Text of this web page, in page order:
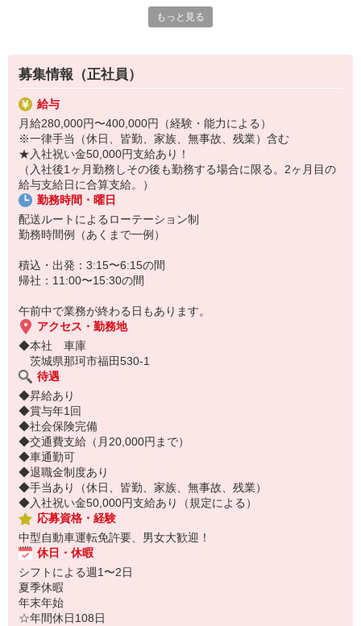
人」が自然と報われる設計。働く時間と休む時間、そのどちらも
大切にしたい人に、静かにフィットする職場です。
★女性ドライバー活躍中です！
勤務時間はルートによりますが、午前中で終業することも♪
仕事後にたっぷり休む時間がとれるため、翌日に疲れを持ち越す
心配はなし。
夏や冬には連休の取得も叶うから、良好なワーク・ライフ・バラ
ンスを保ちながら続けていくことが可能です。
また、皆勤や家族、無事故といった各種手当や賞与で安定収入が
見込めるのもポイント。
腰を据えて取り組める制度をご用意し、ご応募お待ちしていま
す。
・カートラ（長い台車）にて荷物の積み下ろし
茨城県内一円（配送ルートはローテーション制）
※休日前は半日（午前中）のコースとなります。
私たちの仕事は、4tテールリフト車を使って茨城県内のスーパーマ
ーケットへ食品全般を届けること。1日あたり2〜3便をローテーシ
ョン制で担当します。荷物はカートラ（長台車）での積み下ろしが
中心なので、無理に力を使う場面は多くありません。
配送ルートは県内一円。毎日家に帰れる距離感で、道を覚えるほど
に仕事がスムーズになる感覚があります。休日前は午前中のみのコ
ースになることもあり、「今日は早く帰れる日」という小さな楽し
みも生まれます。
もっと見る
募集情報（正社員）
給与
月給280,000円〜400,000円（経験・能力による）
※一律手当（休日、皆勤、家族、無事故、残業）含む
★入社祝い金50,000円支給あり！
（入社後1ヶ月勤務しその後も勤務する場合に限る。2ヶ月目の
給与支給日に合算支給。）
勤務時間・曜日
配送ルートによるローテーション制
勤務時間例（あくまで一例）
積込・出発：3:15〜6:15の間
帰社：11:00〜15:30の間
午前中で業務が終わる日もあります。
アクセス・勤務地
◆本社 車庫
茨城県那珂市福田530-1
待遇
◆昇給あり
◆賞与年1回
◆社会保険完備
◆交通費支給（月20,000円まで）
◆車通勤可
◆退職金制度あり
◆手当あり（休日、皆勤、家族、無事故、残業）
◆入社祝い金50,000円支給あり（規定による）
応募資格・経験
中型自動車運転免許要、男女大歓迎！
休日・休暇
シフトによる週1〜2日
夏季休暇
年末年始
☆年間休日108日